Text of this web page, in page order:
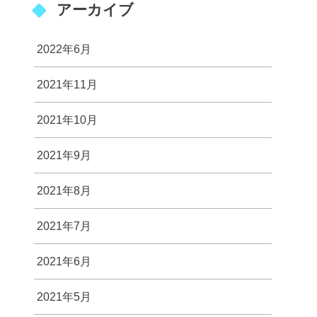
アーカイブ
2022年6月
2021年11月
2021年10月
2021年9月
2021年8月
2021年7月
2021年6月
2021年5月